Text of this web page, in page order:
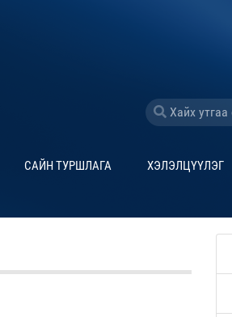
САЙН ТУРШЛАГА ХЭЛЭЛЦҮҮЛЭГ